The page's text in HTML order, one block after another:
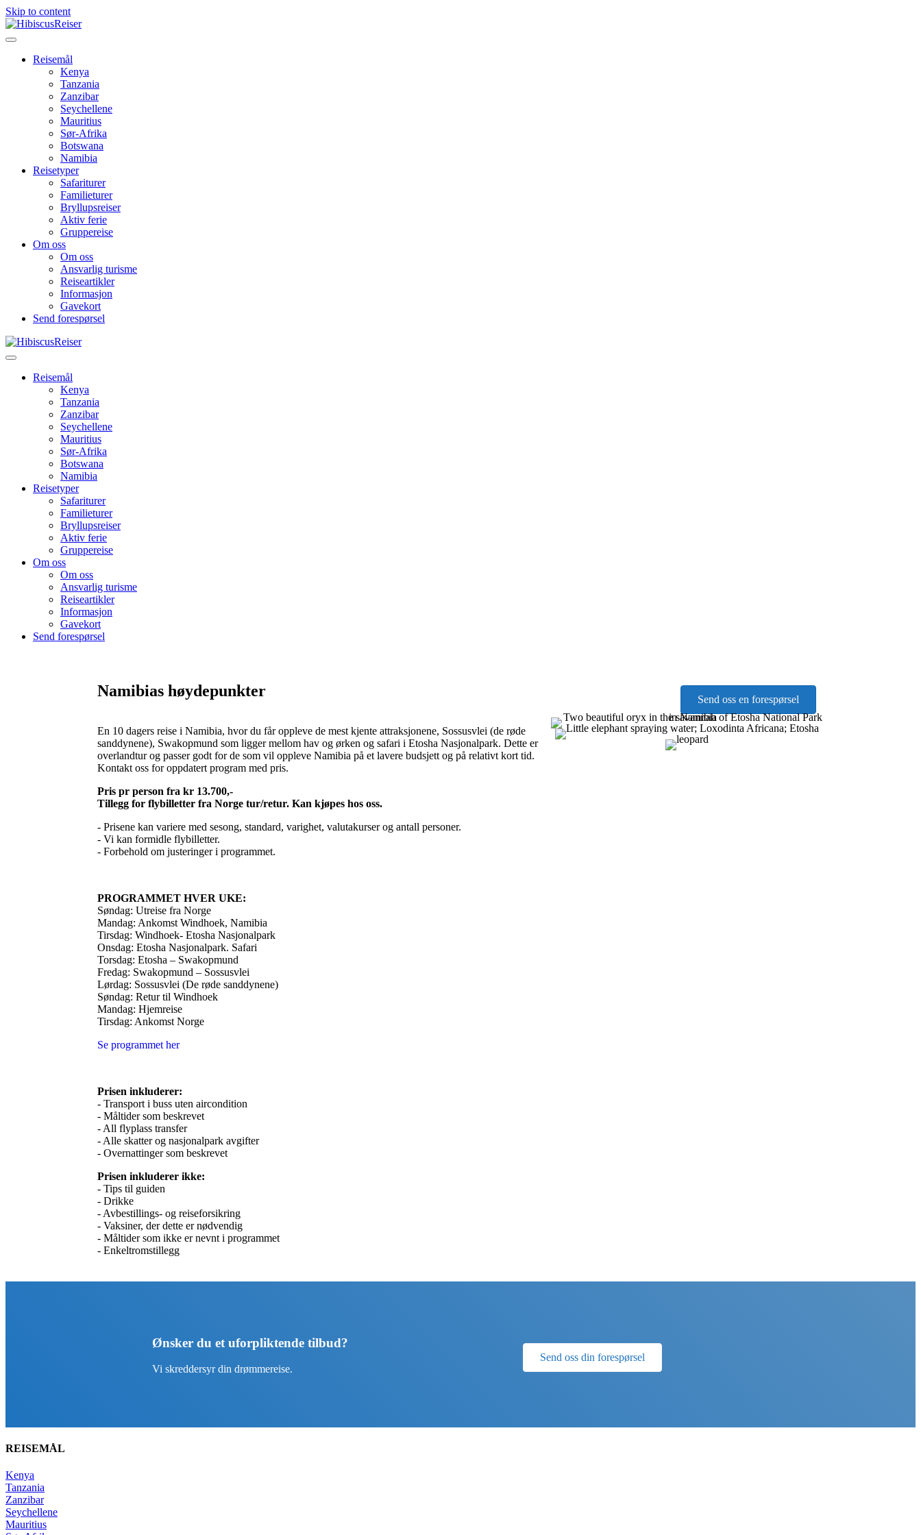
Skip to content
Menu
Reisemål
Kenya
Tanzania
Zanzibar
Seychellene
Mauritius
Sør-Afrika
Botswana
Namibia
Reisetyper
Safariturer
Familieturer
Bryllupsreiser
Aktiv ferie
Gruppereise
Om oss
Om oss
Ansvarlig turisme
Reiseartikler
Informasjon
Gavekort
Send forespørsel
Menu
Reisemål
Kenya
Tanzania
Zanzibar
Seychellene
Mauritius
Sør-Afrika
Botswana
Namibia
Reisetyper
Safariturer
Familieturer
Bryllupsreiser
Aktiv ferie
Gruppereise
Om oss
Om oss
Ansvarlig turisme
Reiseartikler
Informasjon
Gavekort
Send forespørsel
Namibias høydepunkter Send oss en forespørsel
En 10 dagers reise i Namibia, hvor du får oppleve de mest kjente attraksjonene, Sossusvlei (de røde
sanddynene), Swakopmund som ligger mellom hav og ørken og safari i Etosha Nasjonalpark. Dette er
overlandtur og passer godt for de som vil oppleve Namibia på et lavere budsjett og på relativt kort tid.
Kontakt oss for oppdatert program med pris.
Pris pr person fra kr 13.700,-
Tillegg for flybilletter fra Norge tur/retur. Kan kjøpes hos oss.
- Prisene kan variere med sesong, standard, varighet, valutakurser og antall personer.
- Vi kan formidle flybilletter.
- Forbehold om justeringer i programmet.
PROGRAMMET HVER UKE:
Søndag: Utreise fra Norge
Mandag: Ankomst Windhoek, Namibia
Tirsdag: Windhoek- Etosha Nasjonalpark
Onsdag: Etosha Nasjonalpark. Safari
Torsdag: Etosha – Swakopmund
Fredag: Swakopmund – Sossusvlei
Lørdag: Sossusvlei (De røde sanddynene)
Søndag: Retur til Windhoek
Mandag: Hjemreise
Tirsdag: Ankomst Norge
Se programmet her
Prisen inkluderer:
- Transport i buss uten aircondition
- Måltider som beskrevet
- All flyplass transfer
- Alle skatter og nasjonalpark avgifter
- Overnattinger som beskrevet
Prisen inkluderer ikke:
- Tips til guiden
- Drikke
- Avbestillings- og reiseforsikring
- Vaksiner, der dette er nødvendig
- Måltider som ikke er nevnt i programmet
- Enkeltromstillegg
Ønsker du et uforpliktende tilbud?
Vi skreddersyr din drømmereise.
Send oss din forespørsel
REISEMÅL
Kenya
Tanzania
Zanzibar
Seychellene
Mauritius